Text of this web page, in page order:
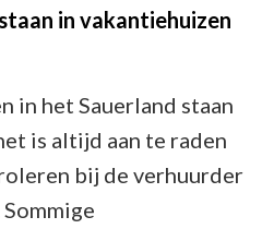
in vakantiehuizen
in het Sauerland staan
is altijd aan te raden
bij de verhuurder